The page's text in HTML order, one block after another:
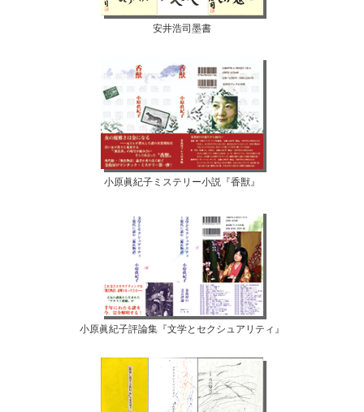
安井浩司墨書
小原眞紀子ミステリー小説『香獣』
小原眞紀子評論集『文学とセクシュアリティ』